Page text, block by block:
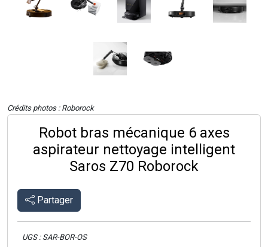
Crédits photos : Roborock
Robot bras mécanique 6 axes
aspirateur nettoyage intelligent
Saros Z70 Roborock
Partager
UGS : SAR-BOR-OS